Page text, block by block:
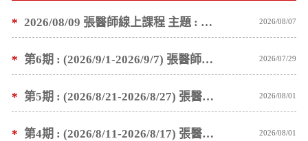
* 2026/08/09 張醫師線上課程 主題 : 褥瘡案例後續追蹤 及按推方法 2026/08/07
* 第6期 : (2026/9/1-2026/9/7) 張醫師親自培訓手法 廣州基礎班7 天錄取名單公告 2026/07/29
* 第5期 : (2026/8/21-2026/8/27) 張醫師親自培訓手法 廣州基礎班7 天錄取名單公告 2026/08/01
* 第4期 : (2026/8/11-2026/8/17) 張醫師親自培訓手法 廣州基礎班7 天錄取名單公告 2026/08/01